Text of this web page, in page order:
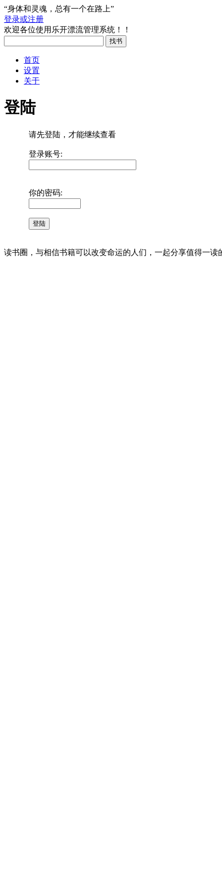
“身体和灵魂，总有一个在路上”
登录或注册
欢迎各位使用乐开漂流管理系统！！
首页
设置
关于
登陆
请先登陆，才能继续查看
登录账号:
你的密码:
读书圈，与相信书籍可以改变命运的人们，一起分享值得一读